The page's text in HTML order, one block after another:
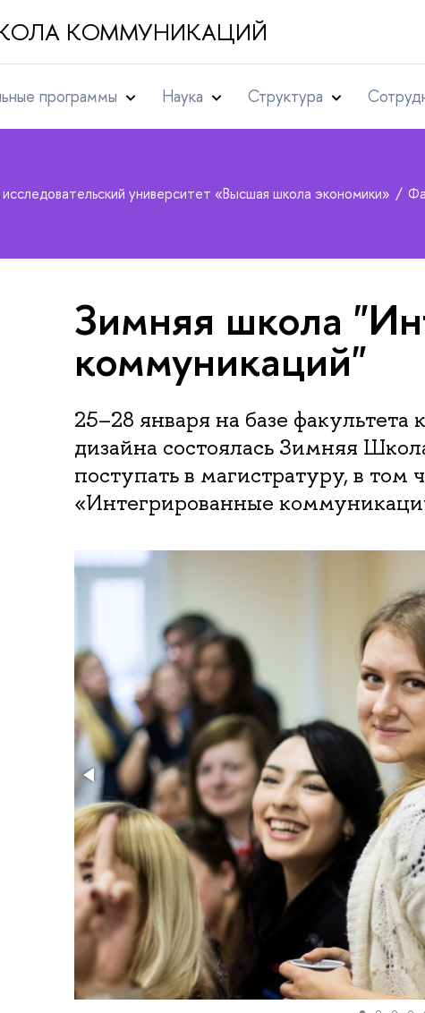
КОММУНИКАЦИЙ
программы Наука Структура
университет «Высшая школа экономики»
Зимняя школа
коммуникаций"
25–28 января на базе
дизайна состоялась Зимняя
поступать в магистратуру, в
«Интегрированные